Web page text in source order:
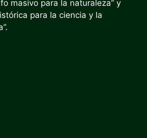
masivo para la naturaleza” y
para la ciencia y la